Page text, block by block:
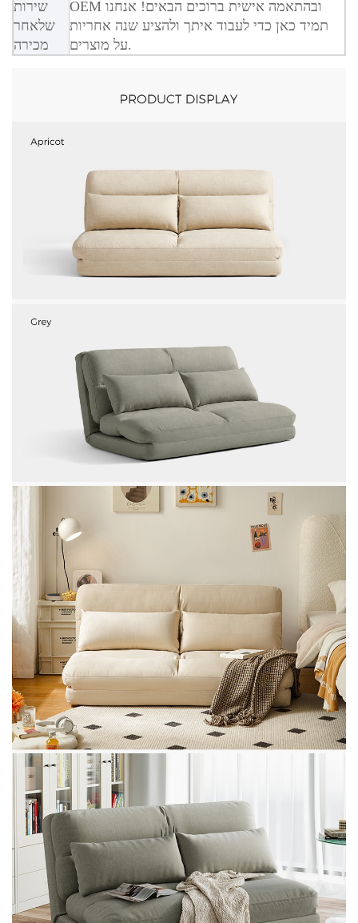
שירות
שלאחר
מכירה
OEM ובהתאמה אישית ברוכים הבאים! אנחנו
תמיד כאן כדי לעבוד איתך ולהציע שנה אחריות
על מוצרים.